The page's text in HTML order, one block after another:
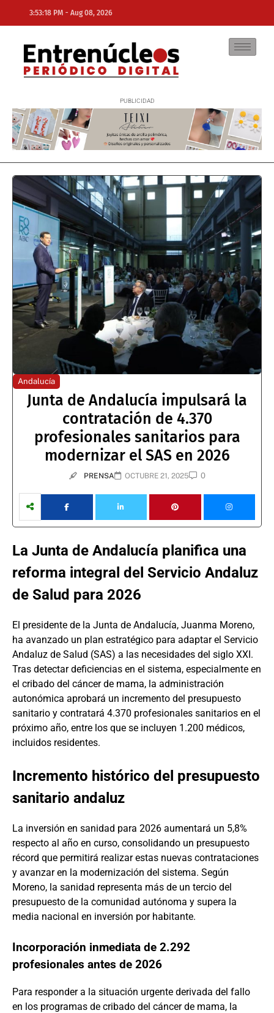
3:53:18 PM - Aug 08, 2026
NE
Andalucía
Junta de Andalucía impulsará la
contratación de 4.370
profesionales sanitarios para
modernizar el SAS en 2026
PRENSA OCTUBRE 21, 2025 0
La Junta de Andalucía planifica una
reforma integral del Servicio Andaluz
de Salud para 2026
El presidente de la Junta de Andalucía, Juanma Moreno,
ha avanzado un plan estratégico para adaptar el Servicio
Andaluz de Salud (SAS) a las necesidades del siglo XXI.
Tras detectar deficiencias en el sistema, especialmente en
el cribado del cáncer de mama, la administración
autonómica aprobará un incremento del presupuesto
sanitario y contratará 4.370 profesionales sanitarios en el
próximo año, entre los que se incluyen 1.200 médicos,
incluidos residentes.
Incremento histórico del presupuesto
sanitario andaluz
La inversión en sanidad para 2026 aumentará un 5,8%
respecto al año en curso, consolidando un presupuesto
récord que permitirá realizar estas nuevas contrataciones
y avanzar en la modernización del sistema. Según
Moreno, la sanidad representa más de un tercio del
presupuesto de la comunidad autónoma y supera la
media nacional en inversión por habitante.
Incorporación inmediata de 2.292
profesionales antes de 2026
Para responder a la situación urgente derivada del fallo
en los programas de cribado del cáncer de mama, la